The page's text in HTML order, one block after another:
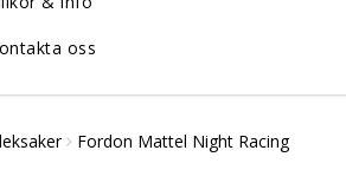
oss
Fordon Mattel Night Racing